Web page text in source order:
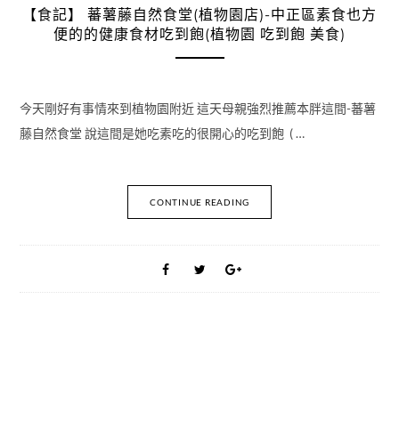
【食記】 蕃薯藤自然食堂(植物園店)-中正區素食也方
便的的健康食材吃到飽(植物園 吃到飽 美食)
今天剛好有事情來到植物園附近 這天母親強烈推薦本胖這間-蕃薯
藤自然食堂 說這間是她吃素吃的很開心的吃到飽 ( …
CONTINUE READING